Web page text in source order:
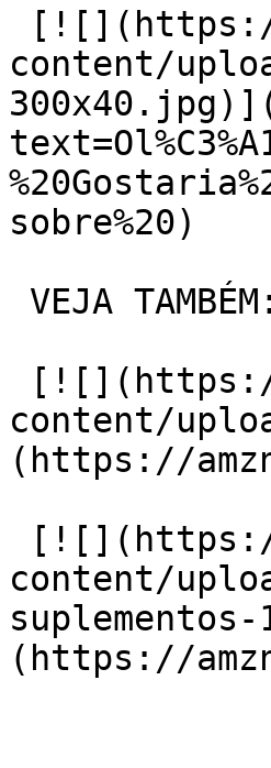
content/
sobre%20)
content/
(https://
content/
(https://